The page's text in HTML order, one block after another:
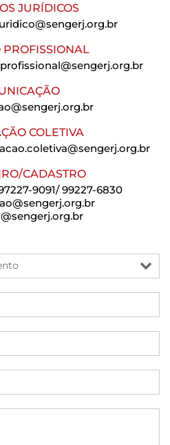
JURÍDICOS
COLETIVA
CADASTRO
9091/ 99227-6830